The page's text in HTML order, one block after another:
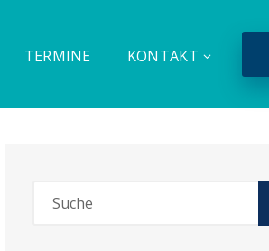
TERMINE KONTAKT